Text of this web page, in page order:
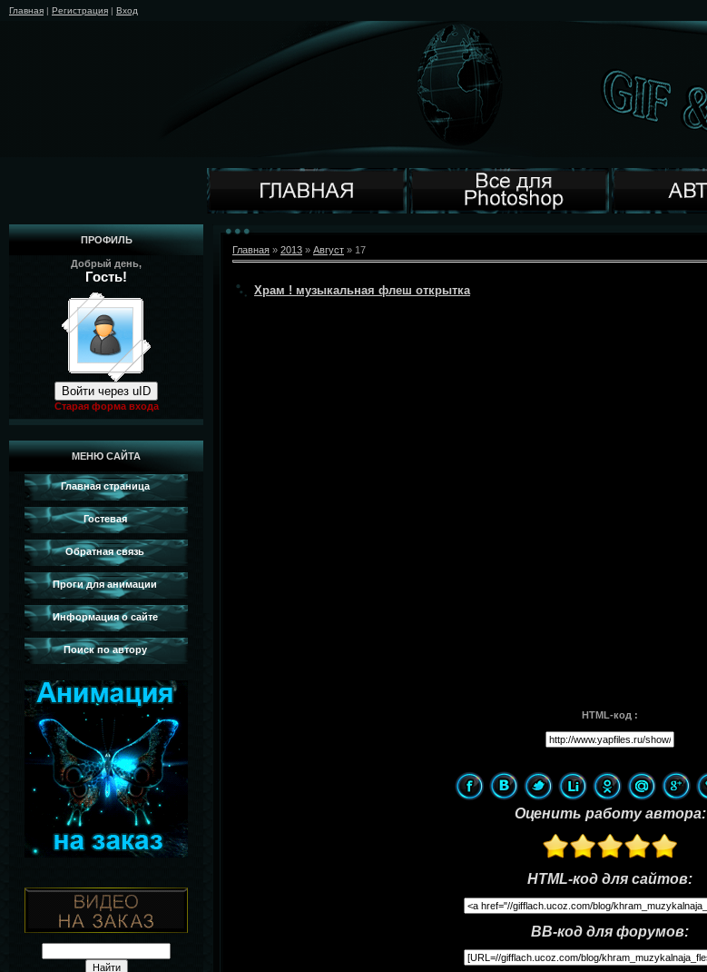
Главная | Регистрация | Вход
ПРОФИЛЬ
Добрый день,
Гость!
Войти через uID
Старая форма входа
МЕНЮ САЙТА
Главная страница
Гостевая
Обратная связь
Проги для анимации
Информация о сайте
Поиск по автору
Главная » 2013 » Август » 17
Храм ! музыкальная флеш открытка
HTML-код :
Оценить работу автора:
HTML-код для сайтов:
BB-код для форумов: